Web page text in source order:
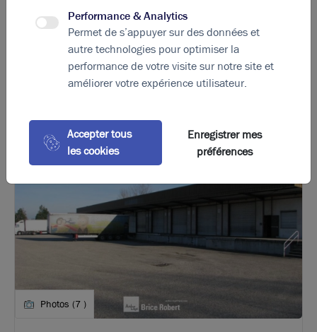
La perle rare pour votreprojet immobilier
Ces offres peuvent vous intéresser
Photos (7 )
Performance & Analytics
Permet de s’appuyer sur des données et
autre technologies pour optimiser la
performance de votre visite sur notre site et
améliorer votre expérience utilisateur.
Accepter tous
les cookies
Enregistrer mes
préférences